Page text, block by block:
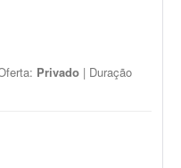
Privado | Duração